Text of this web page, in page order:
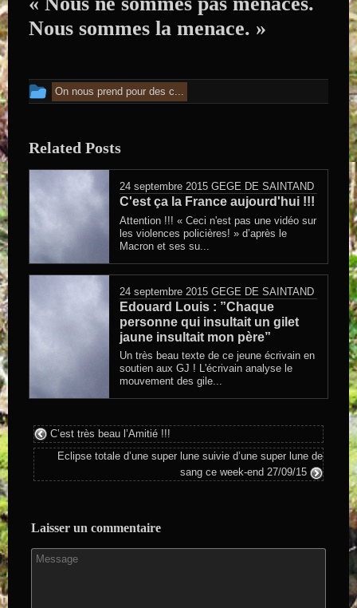
Nous sommes la menace. »
Cet article a été publié dans
On nous prend pour des c...
Related Posts
24 septembre 2015 GEGE DE SAINTAND
C'est ça la France aujourd'hui !!!
Attention !!! « Ceci n'est pas une vidéo sur
les violences policières! » d’après le
Macron et ses su...
24 septembre 2015 GEGE DE SAINTAND
Edouard Louis : ”Chaque
personne qui insultait un gilet
jaune insultait mon père”
Un très beau texte de ce jeune écrivain en
soutien aux GJ ! L'écrivain analyse le
mouvement des gile...
C’est très beau l’Amitié !!!
Eclipse totale d’une super lune suivie d’une super lune de
sang ce week-end 27/09/15
Laisser un commentaire